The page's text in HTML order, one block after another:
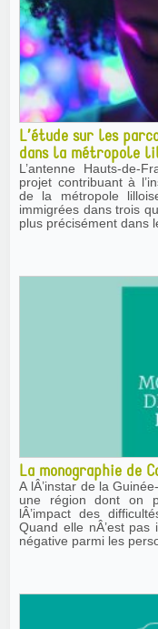
L’étude sur les
dans la métropole
L’antenne Hauts-de-
projet contribuant à
de la métropole
immigrées dans trois
plus précisément dans
La monographie de
A lÂ’instar de la
une région dont on
lÂ’impact des
Quand elle nÂ’est pas
négative parmi les